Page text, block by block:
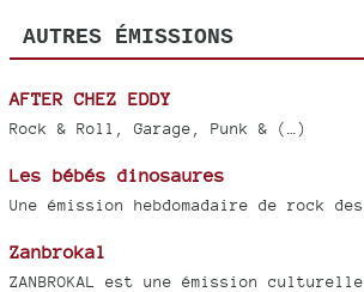
AUTRES ÉMISSIONS
AFTER CHEZ EDDY
Rock & Roll, Garage, Punk & (…)
Les bébés dinosaures
Une émission hebdomadaire de rock des
Zanbrokal
ZANBROKAL est une émission culturelle